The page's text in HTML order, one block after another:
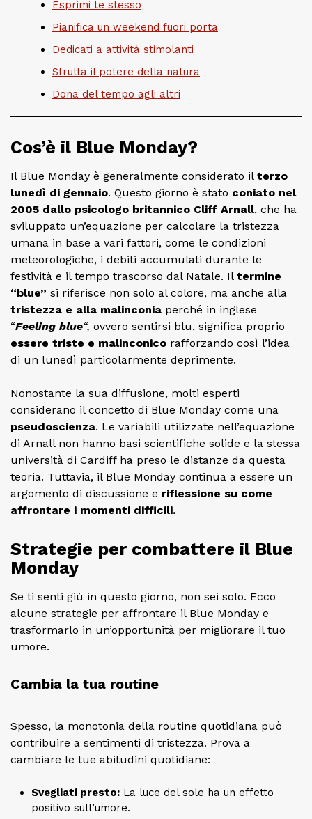
Esprimi te stesso
Pianifica un weekend fuori porta
Dedicati a attività stimolanti
Sfrutta il potere della natura
Dona del tempo agli altri
Cos’è il Blue Monday?
Il Blue Monday è generalmente considerato il terzo
lunedì di gennaio. Questo giorno è stato coniato nel
2005 dallo psicologo britannico Cliff Arnall, che ha
sviluppato un’equazione per calcolare la tristezza
umana in base a vari fattori, come le condizioni
meteorologiche, i debiti accumulati durante le
festività e il tempo trascorso dal Natale. Il termine
“blue” si riferisce non solo al colore, ma anche alla
tristezza e alla malinconia perché in inglese
“Feeling blue“, ovvero sentirsi blu, significa proprio
essere triste e malinconico rafforzando così l’idea
di un lunedì particolarmente deprimente.
Nonostante la sua diffusione, molti esperti
considerano il concetto di Blue Monday come una
pseudoscienza. Le variabili utilizzate nell’equazione
di Arnall non hanno basi scientifiche solide e la stessa
università di Cardiff ha preso le distanze da questa
teoria. Tuttavia, il Blue Monday continua a essere un
argomento di discussione e riflessione su come
affrontare i momenti difficili.
Strategie per combattere il Blue
Monday
Se ti senti giù in questo giorno, non sei solo. Ecco
alcune strategie per affrontare il Blue Monday e
trasformarlo in un’opportunità per migliorare il tuo
umore.
Cambia la tua routine
Spesso, la monotonia della routine quotidiana può
contribuire a sentimenti di tristezza. Prova a
cambiare le tue abitudini quotidiane:
Svegliati presto: La luce del sole ha un effetto
positivo sull’umore.